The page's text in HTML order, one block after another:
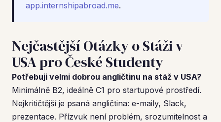
app.internshipabroad.me.
Nejčastější Otázky o Stáži v
USA pro České Studenty
Potřebuji velmi dobrou angličtinu na stáž v USA?
Minimálně B2, ideálně C1 pro startupové prostředí.
Nejkritičtější je psaná angličtina: e-maily, Slack,
prezentace. Přízvuk není problém, srozumitelnost a